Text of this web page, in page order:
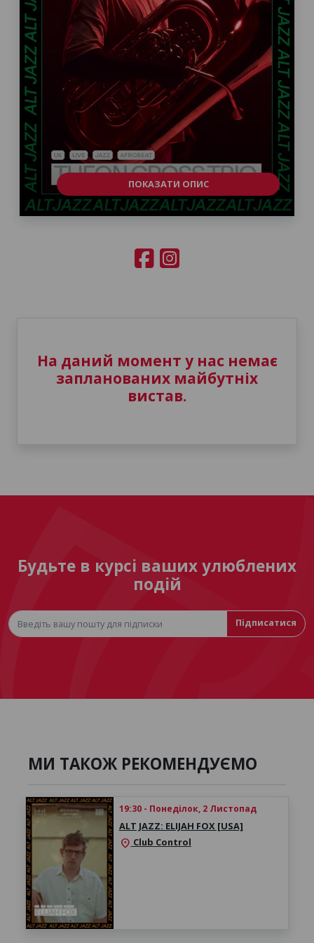
ПОКАЗАТИ ОПИС
На даний момент у нас немає
запланованих майбутніх
вистав.
Будьте в курсі ваших улюблених
подій
Підписатися
МИ ТАКОЖ РЕКОМЕНДУЄМО
19:30 - Понеділок, 2 Листопад
ALT JAZZ: ELIJAH FOX [USA]
location_on Club Control